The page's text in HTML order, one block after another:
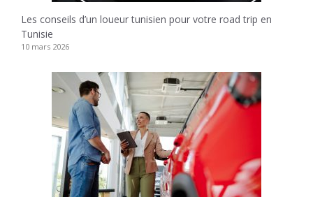
Les conseils d’un loueur tunisien pour votre road trip en
Tunisie
10 mars 2026